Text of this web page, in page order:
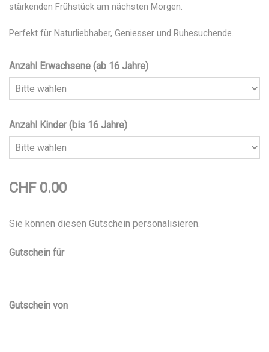
stärkenden Frühstück am nächsten Morgen.
Perfekt für Naturliebhaber, Geniesser und Ruhesuchende.
Anzahl Erwachsene (ab 16 Jahre)
Anzahl Kinder (bis 16 Jahre)
CHF 0.00
Sie können diesen Gutschein personalisieren.
Gutschein für
Gutschein von